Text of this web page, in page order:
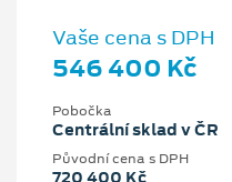
Vaše cena s DPH
546 400 Kč
Pobočka
Centrální sklad v ČR
Původní cena s DPH